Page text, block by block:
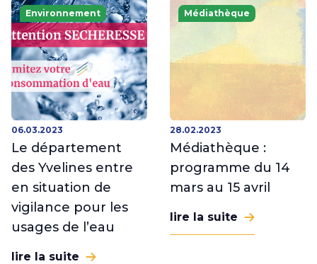
Environnement
06.03.2023
Le département
des Yvelines entre
en situation de
vigilance pour les
usages de l’eau
lire la suite
Médiathèque
28.02.2023
Médiathèque :
programme du 14
mars au 15 avril
lire la suite